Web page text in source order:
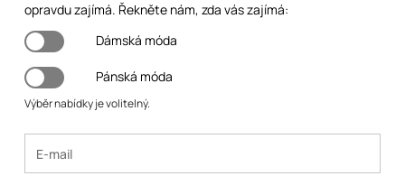
opravdu zajímá. Řekněte nám, zda vás zajímá:
Dámská móda
Pánská móda
Výběr nabídky je volitelný.